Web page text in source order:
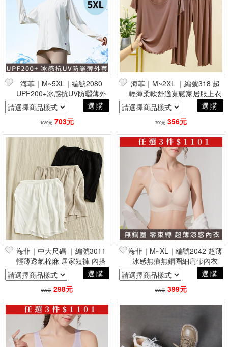
海菲｜M~5XL｜編號2080
UPF200+冰感抗UV防曬薄外
套(可拆式帽簷)
選購
1080元 703元
海菲｜M~2XL ｜編號318 超
輕薄柔軟舒適寬鬆家居服上衣
+七分褲套裝
選購
790元 356元
海菲｜中大尺碼 ｜編號3011
輕薄透氣棉麻 居家短褲 內搭
安全褲
選購
590元 298元
海菲｜M~XL｜編號2042 超薄
冰感無痕無鋼圈細肩帶內衣
選購
590元 399元